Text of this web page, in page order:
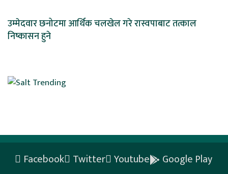
उम्मेदवार छनोटमा आर्थिक चलखेल गरे रास्वपाबाट तत्काल
निष्कासन हुने
Facebook Twitter Youtube Google Play